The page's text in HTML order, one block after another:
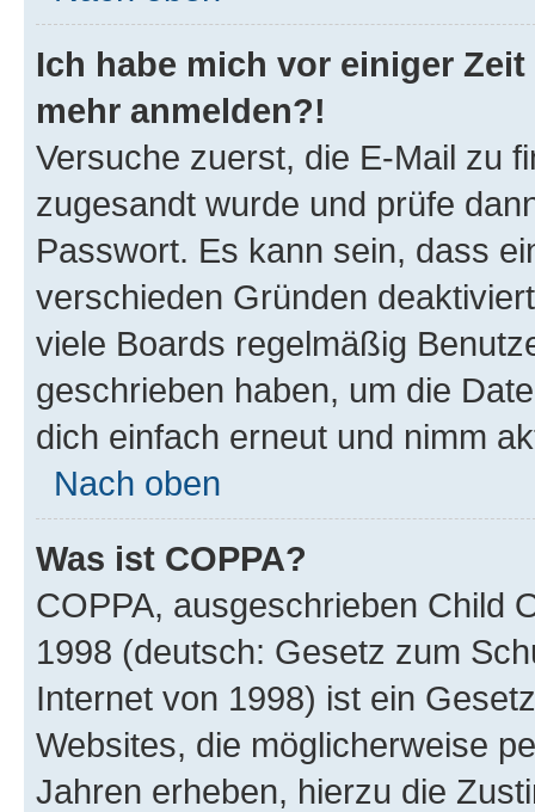
Ich habe mich vor einiger
mehr anmelden?!
Versuche zuerst, die E-Mail zu
zugesandt wurde und prüfe
Passwort. Es kann sein, dass
verschieden Gründen
viele Boards regelmäßig
geschrieben haben, um die
dich einfach erneut und nimm
Nach oben
Was ist COPPA?
COPPA, ausgeschrieben Child
1998 (deutsch: Gesetz zum
Internet von 1998) ist ein
Websites, die möglicherweise
Jahren erheben, hierzu die